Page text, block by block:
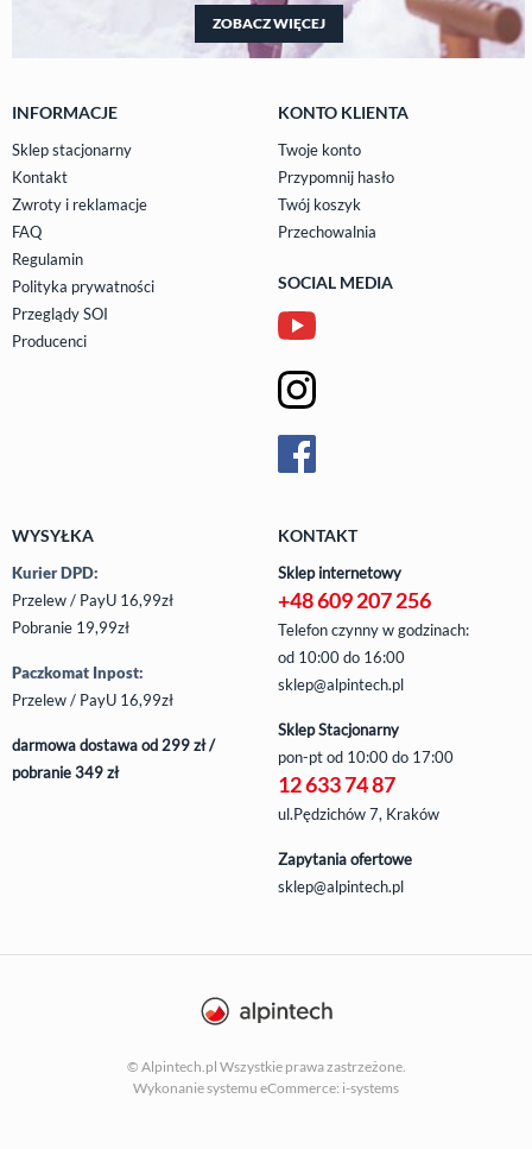
ZOBACZ WIĘCEJ
INFORMACJE
Sklep stacjonarny
Kontakt
Zwroty i reklamacje
FAQ
Regulamin
Polityka prywatności
Przeglądy SOI
Producenci
KONTO KLIENTA
Twoje konto
Przypomnij hasło
Twój koszyk
Przechowalnia
SOCIAL MEDIA
WYSYŁKA
Kurier DPD:
Przelew / PayU 16,99zł
Pobranie 19,99zł
Paczkomat Inpost:
Przelew / PayU 16,99zł
darmowa dostawa od 299 zł /
pobranie 349 zł
KONTAKT
Sklep internetowy
+48 609 207 256
Telefon czynny w godzinach:
od 10:00 do 16:00
sklep@alpintech.pl
Sklep Stacjonarny
pon-ptod 10:00 do 17:00
12 633 74 87
ul.Pędzichów 7, Kraków
Zapytania ofertowe
sklep@alpintech.pl
© Alpintech.pl Wszystkie prawa zastrzeżone.
Wykonanie systemu eCommerce: i-systems